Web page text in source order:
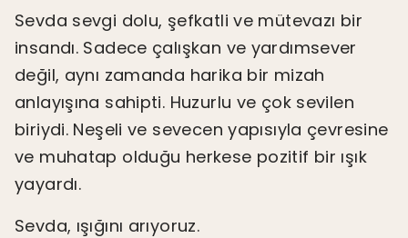
Sevda sevgi dolu, şefkatli ve mütevazı bir
insandı. Sadece çalışkan ve yardımsever
değil, aynı zamanda harika bir mizah
anlayışına sahipti. Huzurlu ve çok sevilen
biriydi. Neşeli ve sevecen yapısıyla çevresine
ve muhatap olduğu herkese pozitif bir ışık
yayardı.
Sevda, ışığını arıyoruz.